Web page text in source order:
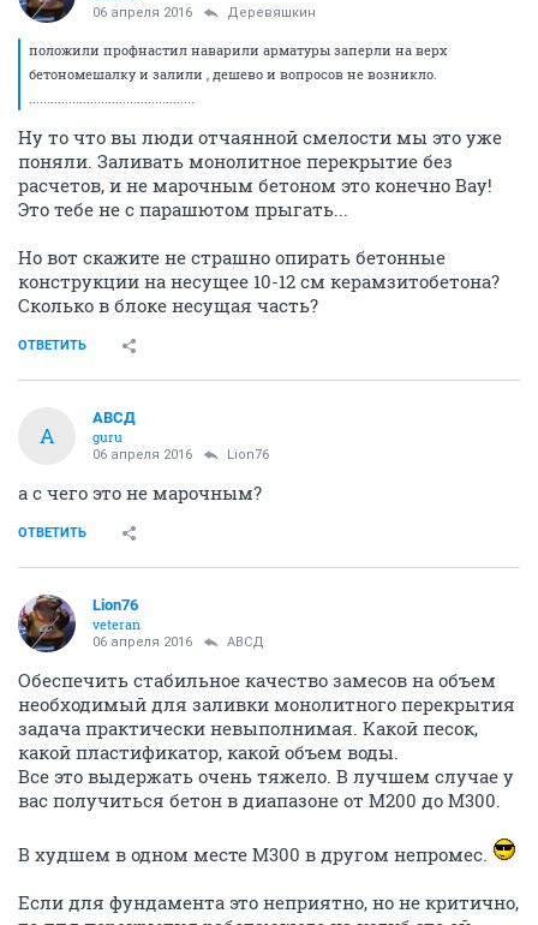
06 апреля 2016 Деревяшкин
положили профнастил наварили арматуры заперли на верх
бетономешалку и залили , дешево и вопросов не возникло.
Ну то что вы люди отчаянной смелости мы это уже
поняли. Заливать монолитное перекрытие без
расчетов, и не марочным бетоном это конечно Вау!
Это тебе не с парашютом прыгать...
Но вот скажите не страшно опирать бетонные
конструкции на несущее 10-12 см керамзитобетона?
Сколько в блоке несущая часть?
ОТВЕТИТЬ
А
АВСД
guru
06 апреля 2016 Lion76
а с чего это не марочным?
ОТВЕТИТЬ
Lion76
veteran
06 апреля 2016 АВСД
Обеспечить стабильное качество замесов на объем
необходимый для заливки монолитного перекрытия
задача практически невыполнимая. Какой песок,
какой пластификатор, какой объем воды.
Все это выдержать очень тяжело. В лучшем случае у
вас получиться бетон в диапазоне от М200 до М300.
В худшем в одном месте М300 в другом непромес.
Если для фундамента это неприятно, но не критично,